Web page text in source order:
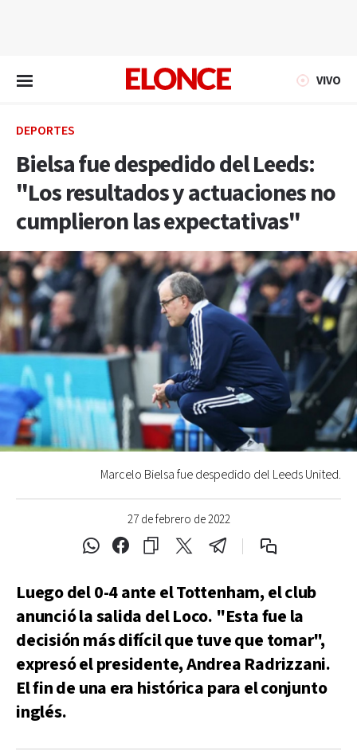
VIVO
DEPORTES
Bielsa fue despedido del Leeds:
"Los resultados y actuaciones no
cumplieron las expectativas"
27 de febrero de 2022
Marcelo Bielsa fue despedido del Leeds United.
Luego del 0-4 ante el Tottenham, el club
anunció la salida del Loco. "Esta fue la
decisión más difícil que tuve que tomar",
expresó el presidente, Andrea Radrizzani.
El fin de una era histórica para el conjunto
inglés.